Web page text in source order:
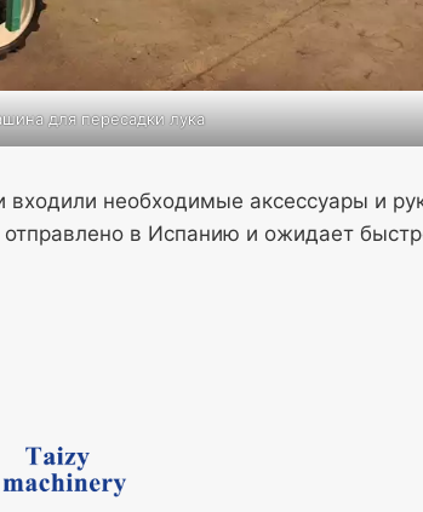
для пересадки лука
необходимые аксессуары и
в Испанию и ожидает